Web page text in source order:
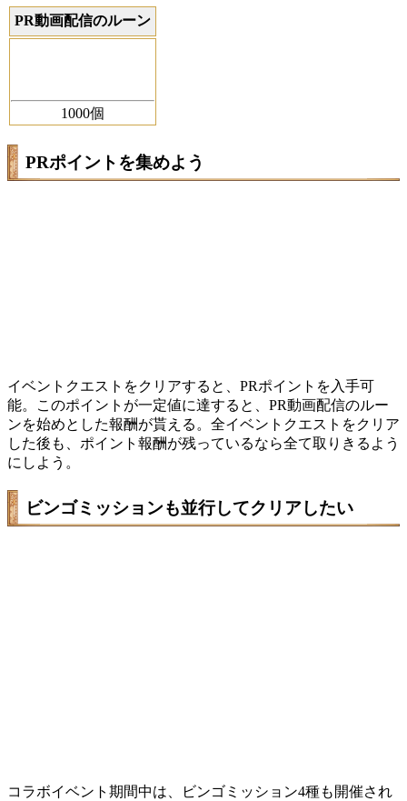
PR動画配信のルーン
1000個
PRポイントを集めよう
イベントクエストをクリアすると、PRポイントを入手可
能。このポイントが一定値に達すると、PR動画配信のルー
ンを始めとした報酬が貰える。全イベントクエストをクリア
した後も、ポイント報酬が残っているなら全て取りきるよう
にしよう。
ビンゴミッションも並行してクリアしたい
コラボイベント期間中は、ビンゴミッション4種も開催され